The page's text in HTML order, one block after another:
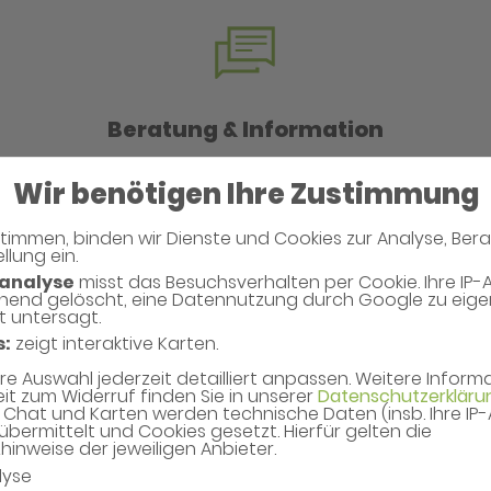
Wir benötigen Ihre Zustimmung
binden wir Dienste und Cookies zur Analyse,
ein.
misst das Besuchsverhalten per Cookie. Ihre IP-
gelöscht, eine Datennutzung durch Google zu
untersagt.
zeigt interaktive Karten.
Auswahl jederzeit detailliert anpassen. Weitere
zum Widerruf finden Sie in unserer
und Karten werden technische Daten (insb. Ihre
und Cookies gesetzt. Hierfür gelten die
der jeweiligen Anbieter.
Beratung & Information
Mutter-Kind-Beratung
Wundversorgung
Asthma
Bluthochdruck
Homöopathie